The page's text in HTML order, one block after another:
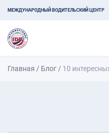
МЕЖДУНАРОДНЫЙ ВОДИТЕЛЬСКИЙ ЦЕНТР
Главная / Блог / 10